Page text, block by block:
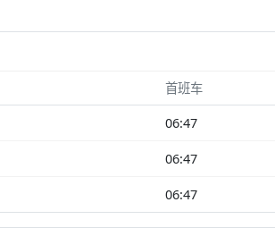
首班车
06:47
06:47
06:47